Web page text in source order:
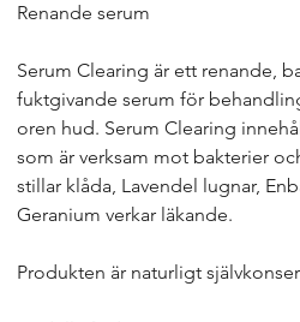
Renande serum
Serum Clearing är ett renande,
fuktgivande serum för
oren hud. Serum Clearing
som är verksam mot bakterier
stillar klåda, Lavendel lugnar,
Geranium verkar läkande.
Produkten är naturligt